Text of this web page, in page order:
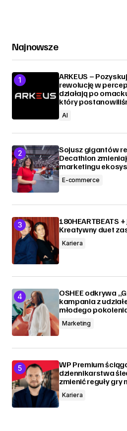
Najnowsze
ARKEUS –
rewolucję w
działają po
który
AI
Sojusz gigantów
Decathlon
marketingu
E-commerce
180HEARTBEATS +
Kreatywny duet
Kariera
OSHEE odkrywa
kampania z
młodego
Marketing
WP Premium
dziennikarstwa
zmienić reguły
Kariera